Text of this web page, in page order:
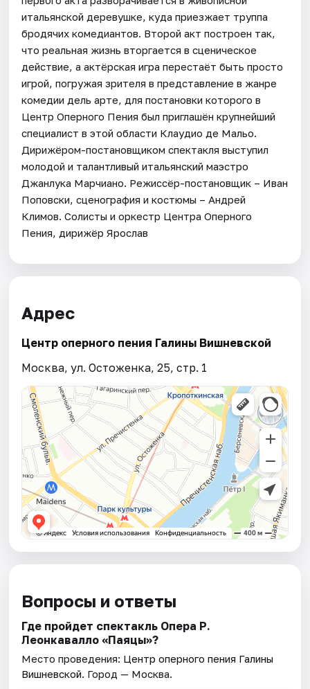
итальянской деревушке, куда приезжает труппа
бродячих комедиантов. Второй акт построен так,
что реальная жизнь вторгается в сценическое
действие, а актёрская игра перестаёт быть просто
игрой, погружая зрителя в представление в жанре
комедии дель арте, для постановки которого в
Центр Оперного Пения был приглашён крупнейший
специалист в этой области Клаудио де Мальо.
Дирижёром-постановщиком спектакля выступил
молодой и талантливый итальянский маэстро
Джанлука Марчиано. Режиссёр-постановщик – Иван
Поповски, сценография и костюмы – Андрей
Климов. Солисты и оркестр Центра Оперного
Пения, дирижёр Ярослав
Адрес
Центр оперного пения Галины Вишневской
Москва, ул. Остоженка, 25, стр. 1
Вопросы и ответы
Где пройдет спектакль Опера Р.
Леонкавалло «Паяцы»?
Место проведения: Центр оперного пения Галины
Вишневской. Город — Москва.